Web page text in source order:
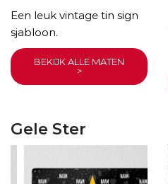
Een leuk vintage tin sign
sjabloon.
BEKIJK ALLE MATEN
>
Gele Ster